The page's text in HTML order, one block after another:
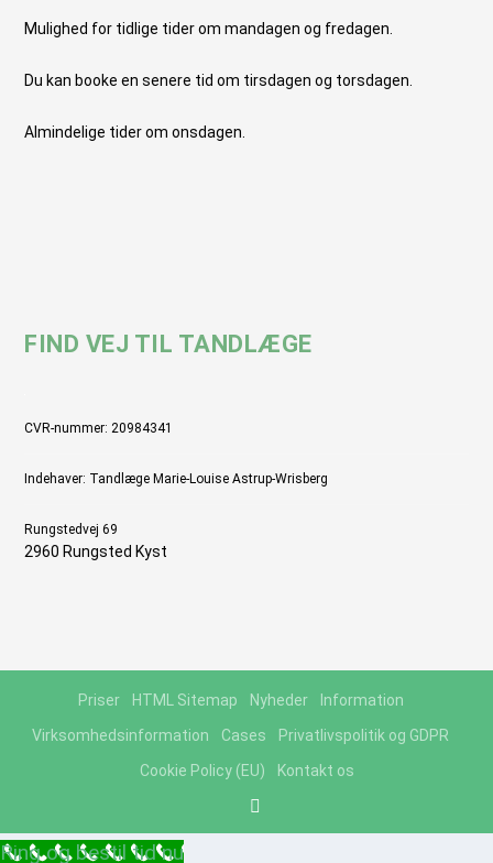
Mulighed for tidlige tider om mandagen og fredagen.
Du kan booke en senere tid om tirsdagen og torsdagen.
Almindelige tider om onsdagen.
FIND VEJ TIL TANDLÆGE
CVR-nummer: 20984341
Indehaver: Tandlæge Marie-Louise Astrup-Wrisberg
Rungstedvej 69
2960 Rungsted Kyst
Priser HTML Sitemap Nyheder
Information
Virksomhedsinformation
Cases
Privatlivspolitik og GDPR
Cookie Policy (EU)
Kontakt os
Ring og bestil tid nu